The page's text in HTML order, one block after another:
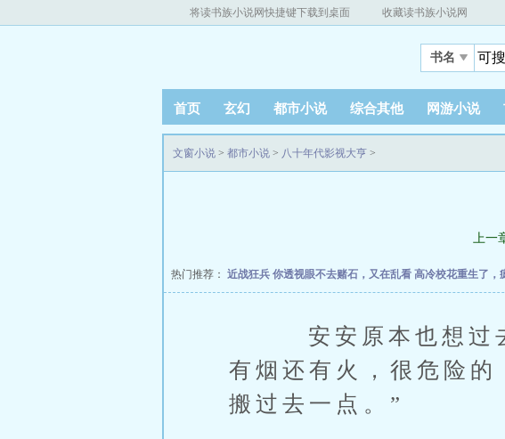
将读书族小说网快捷键下载到桌面 收藏读书族小说网
书名
首页 玄幻 都市小说 综合其他 网游小说
文窗小说 > 都市小说 > 八十年代影视大亨 >
上一
热门推荐： 近战狂兵 你透视眼不去赌石，又在乱看 高冷校花重生了，
安安原本也想过去
有烟还有火，很危险
搬过去一点。”